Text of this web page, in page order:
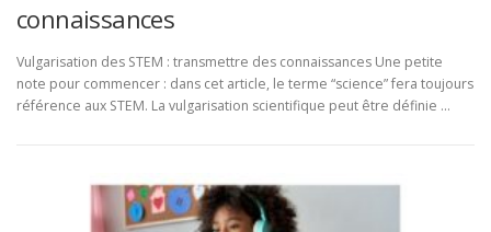
connaissances
Vulgarisation des STEM : transmettre des connaissances Une petite
note pour commencer : dans cet article, le terme “science” fera toujours
référence aux STEM. La vulgarisation scientifique peut être définie …